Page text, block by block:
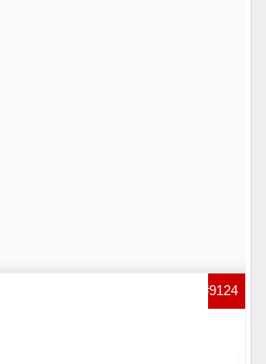
#9124